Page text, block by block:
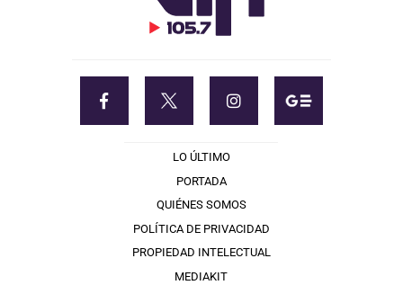
LO ÚLTIMO
PORTADA
QUIÉNES SOMOS
POLÍTICA DE PRIVACIDAD
PROPIEDAD INTELECTUAL
MEDIAKIT